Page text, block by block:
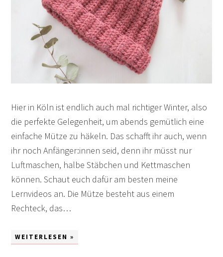
Hier in Köln ist endlich auch mal richtiger Winter, also
die perfekte Gelegenheit, um abends gemütlich eine
einfache Mütze zu häkeln. Das schafft ihr auch, wenn
ihr noch Anfänger:innen seid, denn ihr müsst nur
Luftmaschen, halbe Stäbchen und Kettmaschen
können. Schaut euch dafür am besten meine
Lernvideos an. Die Mütze besteht aus einem
Rechteck, das…
WEITERLESEN »